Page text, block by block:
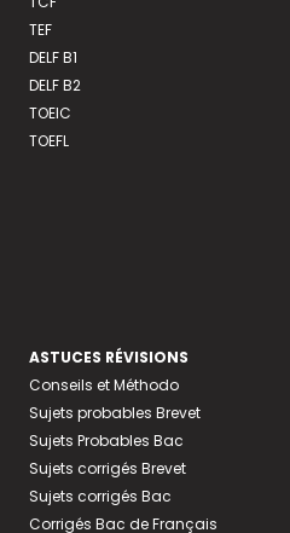
TEF
DELF B1
DELF B2
TOEIC
TOEFL
ASTUCES RÉVISIONS
Conseils et Méthodo
Sujets probables Brevet
Sujets Probables Bac
Sujets corrigés Brevet
Sujets corrigés Bac
Corrigés Bac de Français